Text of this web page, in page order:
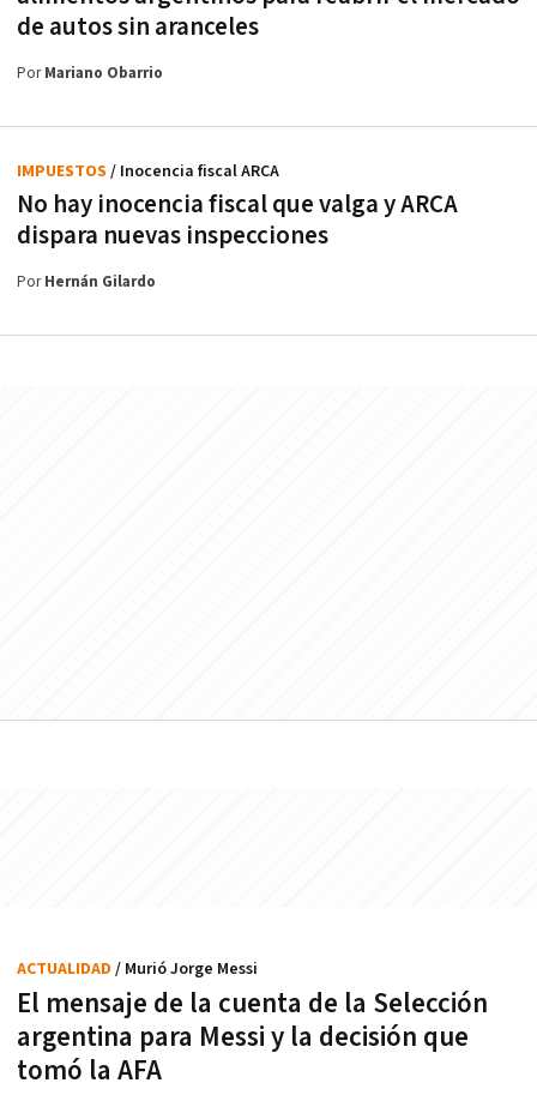
de autos sin aranceles
PorMariano Obarrio
No hay inocencia fiscal que valga y ARCA
dispara nuevas inspecciones
IMPUESTOS / Inocencia fiscal ARCA
PorHernán Gilardo
El mensaje de la cuenta de la Selección
argentina para Messi y la decisión que
tomó la AFA
ACTUALIDAD / Murió Jorge Messi